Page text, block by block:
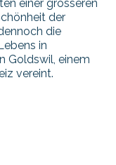
einer grösseren
der
die
in
Goldswil, einem
vereint.